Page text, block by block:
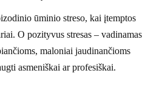
ūminio streso, kai įtemptos
O pozityvus stresas – vadinamas
maloniai jaudinančioms
asmeniškai ar profesiškai.